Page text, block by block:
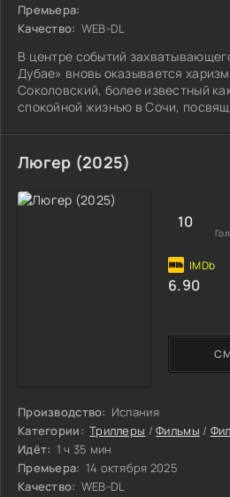
Премьера:
Качество: WEB-DL
В центре событий
Дубае» вновь оказывается
Соколовский, более известный
спокойной жизнью в Сочи,
Люгер (2025)
Производство: Испания
Категории: Триллеры /Фильмы /
Идёт: 1 ч 35 мин
Премьера: 14 октября 2025
Качество: WEB-DL
10
6.90